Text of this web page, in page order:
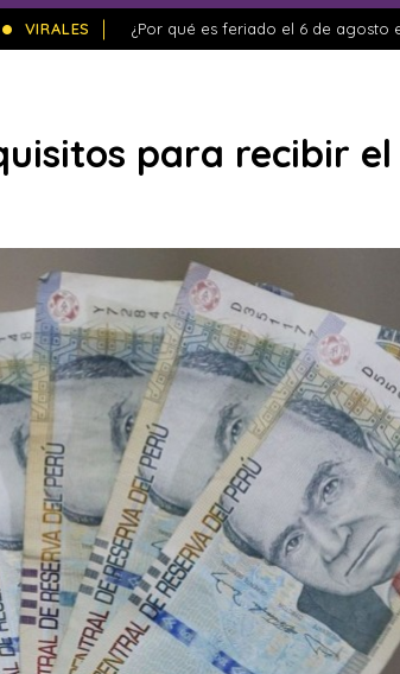
VIRALES ¿Por qué es feriado el 6 de agosto
para recibir el